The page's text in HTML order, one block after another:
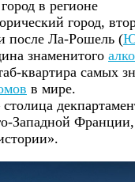
в регионе
город,
после Ла-Рошель (
знаменитого
квартира самых
в мире.
столица
Западной Франции,